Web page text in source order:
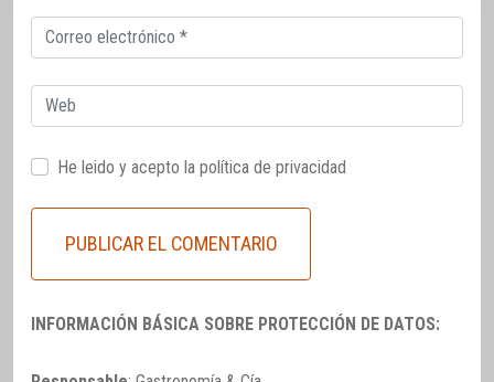
Correo
electrónico
Web
He leido y acepto la política de privacidad
INFORMACIÓN BÁSICA SOBRE PROTECCIÓN DE DATOS: